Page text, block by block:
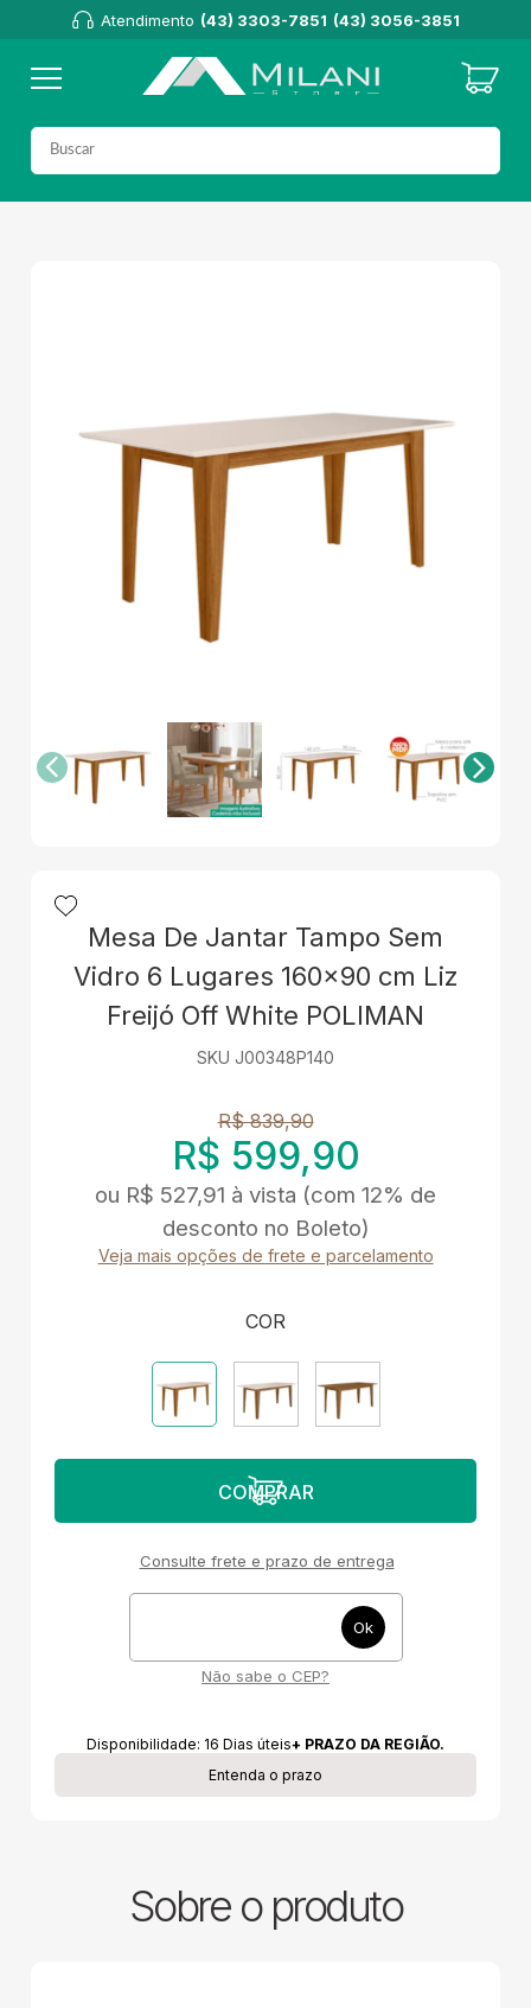
Atendimento (43) 3303-7851 (43) 3056-3851
Mesa De Jantar Tampo Sem
Vidro 6 Lugares 160x90 cm Liz
Freijó Off White POLIMAN
SKU J00348P140
R$ 839,90
R$ 599,90
ou R$ 527,91 à vista (com 12% de
desconto no Boleto)
Veja mais opções de frete e parcelamento
COR
Consulte frete e prazo de entrega
Não sabe o CEP?
Disponibilidade: 16 Dias úteis+ PRAZO DA REGIÃO.
Entenda o prazo
Sobre o produto